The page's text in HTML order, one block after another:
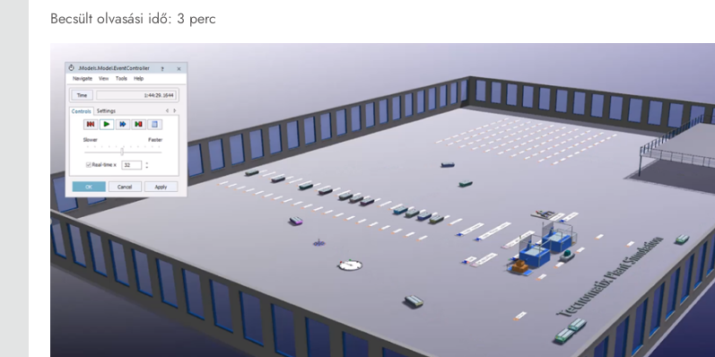
Becsült olvasási idő: 3 perc